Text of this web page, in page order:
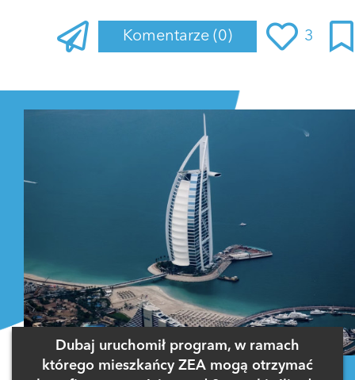
Komentarze (0) 3
Dubaj uruchomił program, w ramach
którego mieszkańcy ZEA mogą otrzymać